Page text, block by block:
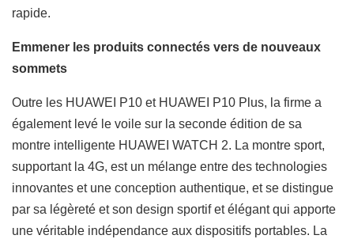
rapide.
Emmener les produits connectés vers de nouveaux
sommets
Outre les HUAWEI P10 et HUAWEI P10 Plus, la firme a
également levé le voile sur la seconde édition de sa
montre intelligente HUAWEI WATCH 2. La montre sport,
supportant la 4G, est un mélange entre des technologies
innovantes et une conception authentique, et se distingue
par sa légèreté et son design sportif et élégant qui apporte
une véritable indépendance aux dispositifs portables. La